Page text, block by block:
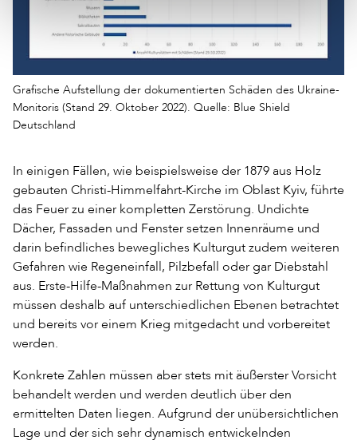
Grafische Aufstellung der dokumentierten Schäden des Ukraine-
Monitoris (Stand 29. Oktober 2022). Quelle: Blue Shield
Deutschland
In einigen Fällen, wie beispielsweise der 1879 aus Holz
gebauten Christi-Himmelfahrt-Kirche im Oblast Kyiv, führte
das Feuer zu einer kompletten Zerstörung. Undichte
Dächer, Fassaden und Fenster setzen Innenräume und
darin befindliches bewegliches Kulturgut zudem weiteren
Gefahren wie Regeneinfall, Pilzbefall oder gar Diebstahl
aus. Erste-Hilfe-Maßnahmen zur Rettung von Kulturgut
müssen deshalb auf unterschiedlichen Ebenen betrachtet
und bereits vor einem Krieg mitgedacht und vorbereitet
werden.
Konkrete Zahlen müssen aber stets mit äußerster Vorsicht
behandelt werden und werden deutlich über den
ermittelten Daten liegen. Aufgrund der unübersichtlichen
Lage und der sich sehr dynamisch entwickelnden